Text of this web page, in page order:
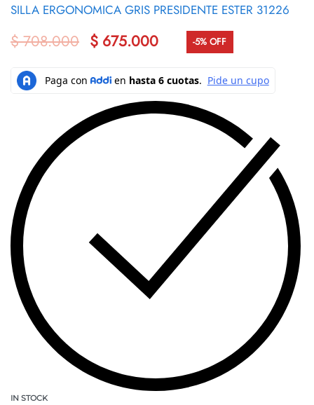
SILLA ERGONOMICA GRIS PRESIDENTE ESTER 31226
$708.000 $ 675.000 -5% OFF
IN STOCK